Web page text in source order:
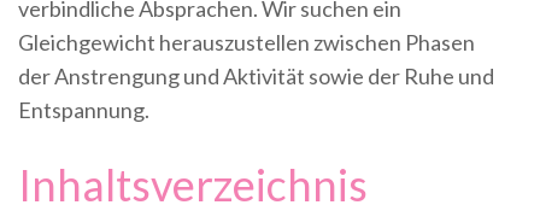
verbindliche Absprachen. Wir suchen ein
Gleichgewicht herauszustellen zwischen Phasen
der Anstrengung und Aktivität sowie der Ruhe und
Entspannung.
Inhaltsverzeichnis